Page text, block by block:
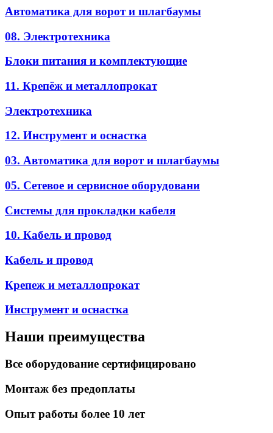
Автоматика для ворот и шлагбаумы
08. Электротехника
Блоки питания и комплектующие
11. Крепёж и металлопрокат
Электротехника
12. Инструмент и оснастка
03. Автоматика для ворот и шлагбаумы
05. Сетевое и сервисное оборудовани
Системы для прокладки кабеля
10. Кабель и провод
Кабель и провод
Крепеж и металлопрокат
Инструмент и оснастка
Наши преимущества
Все оборудование сертифицировано
Монтаж без предоплаты
Опыт работы более 10 лет